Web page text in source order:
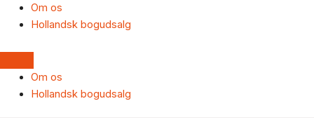
Om os
Hollandsk bogudsalg
Om os
Hollandsk bogudsalg